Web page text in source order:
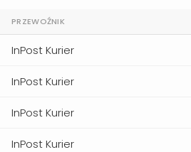
PRZEWOŹNIK
InPost Kurier
InPost Kurier
InPost Kurier
InPost Kurier